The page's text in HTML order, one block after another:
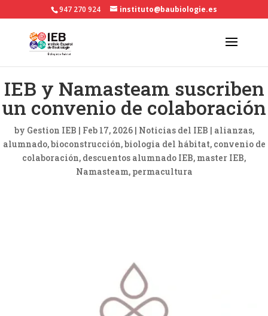
947 270 924 instituto@baubiologie.es
IEB y Namasteam suscriben
un convenio de colaboración
by Gestion IEB | Feb 17, 2026| Noticias del IEB | alianzas
alumnado bioconstrucción biologia del hábitat convenio de
colaboración descuentos alumnado IEB master IEB
Namasteam permacultura